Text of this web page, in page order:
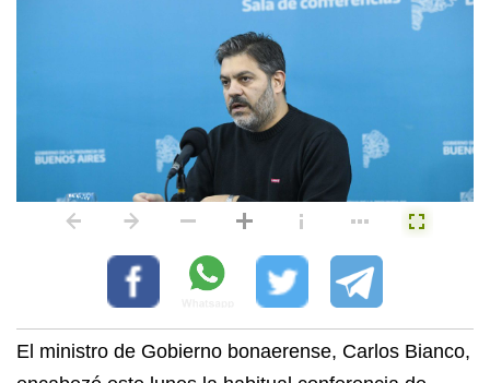
El ministro de Gobierno bonaerense, Carlos Bianco,